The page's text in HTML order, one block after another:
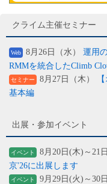
クライム主催セミナー
Web 8月26日（水） 運用
RMMを統合したClimb
セミナー 8月27日（木）
基本編
出展・参加イベント
イベント 8月20日(木)～21
京'26に出展します
イベント 9月29日(火)～30